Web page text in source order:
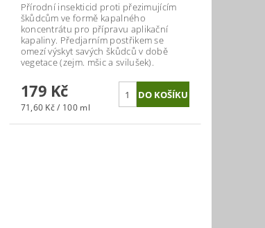
Přírodní insekticid proti přezimujícím
škůdcům ve formě kapalného
koncentrátu pro přípravu aplikační
kapaliny. Předjarním postřikem se
omezí výskyt savých škůdců v době
vegetace (zejm. mšic a svilušek).
179 Kč
71,60 Kč / 100 ml